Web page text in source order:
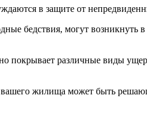
в защите от
бедствия, могут возникнуть
покрывает различные виды
вашего жилища может быть